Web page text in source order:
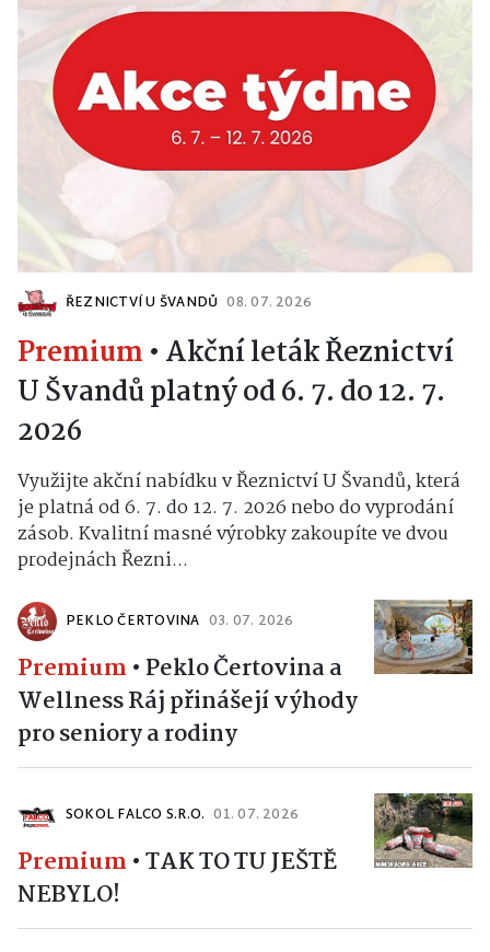
ŘEZNICTVÍ U ŠVANDŮ 08. 07. 2026
Premium • Akční leták Řeznictví
U Švandů platný od 6. 7. do 12. 7.
2026
Využijte akční nabídku v Řeznictví U Švandů, která
je platná od 6. 7. do 12. 7. 2026 nebo do vyprodání
zásob. Kvalitní masné výrobky zakoupíte ve dvou
prodejnách Řezni...
PEKLO ČERTOVINA 03. 07. 2026
Premium • Peklo Čertovina a
Wellness Ráj přinášejí výhody
pro seniory a rodiny
SOKOL FALCO S.R.O. 01. 07. 2026
Premium •TAK TO TU JEŠTĚ
NEBYLO!